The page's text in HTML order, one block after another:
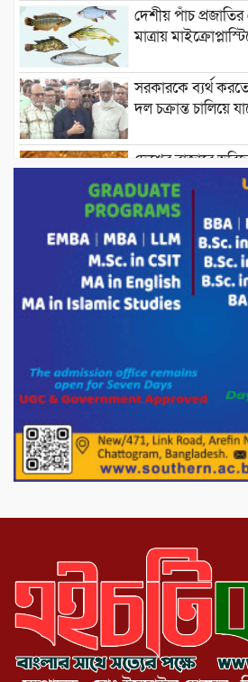
দেশীয় পাঁচ
মাত্রায়
সরকারকে ব্যর্থ
দল চক্রান্ত চালিয়ে
দেশের বাজারে
দাম বাড়ানোর
ভারপ্রাপ্ত রাষ্ট্রপতি
সাথে এইচটি বাংলা
টিভির সম্পাদক
সৌজন্য সাক্ষাৎ।
পাটগ্রামে জুলাই
পোরশায়
১১ দলীয় ঐক্য